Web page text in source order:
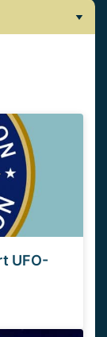
UFO-